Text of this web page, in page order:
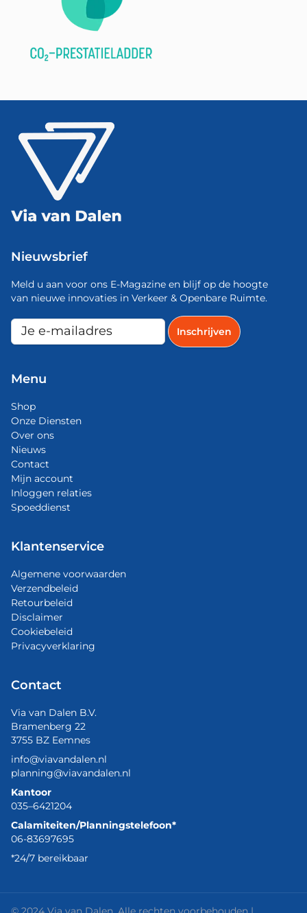
Nieuwsbrief
Meld u aan voor ons E-Magazine en blijf op de hoogte
van nieuwe innovaties in Verkeer & Openbare Ruimte.
Menu
Shop
Onze Diensten
Over ons
Nieuws
Contact
Mijn account
Inloggen relaties
Spoeddienst
Klantenservice
Algemene voorwaarden
Verzendbeleid
Retourbeleid
Disclaimer
Cookiebeleid
Privacyverklaring
Contact
Via van Dalen B.V.
Bramenberg 22
3755 BZ Eemnes
info@viavandalen.nl
planning@viavandalen.nl
Kantoor
035–6421204
Calamiteiten/Planningstelefoon*
06-83697695
*24/7 bereikbaar